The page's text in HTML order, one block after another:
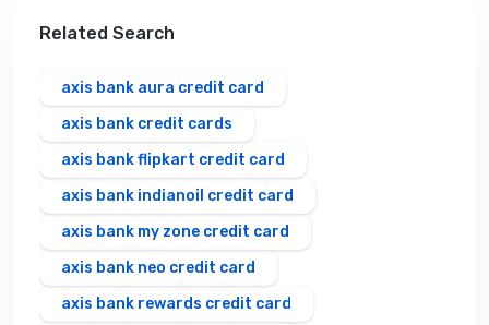
Related Search
axis bank aura credit card
axis bank credit cards
axis bank flipkart credit card
axis bank indianoil credit card
axis bank my zone credit card
axis bank neo credit card
axis bank rewards credit card